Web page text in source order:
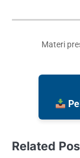
Materi
Related